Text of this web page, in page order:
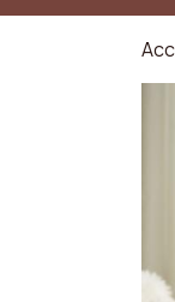
Inspirations